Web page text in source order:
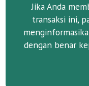
Jika Anda
transaksi ini,
dengan benar